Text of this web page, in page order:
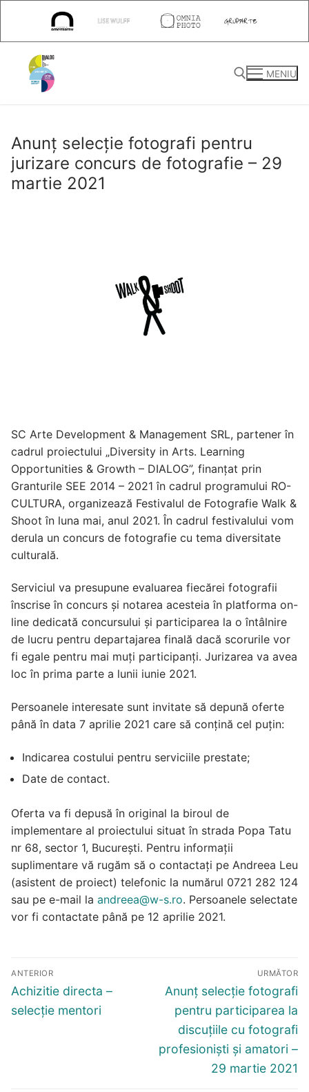
conținut
MENIU
Anunț selecție fotografi pentru
jurizare concurs de fotografie – 29
martie 2021
SC Arte Development & Management SRL, partener în
cadrul proiectului „Diversity in Arts. Learning
Opportunities & Growth – DIALOG”, finanțat prin
Granturile SEE 2014 – 2021 în cadrul programului RO-
CULTURA, organizează Festivalul de Fotografie Walk &
Shoot în luna mai, anul 2021. În cadrul festivalului vom
derula un concurs de fotografie cu tema diversitate
culturală.
Serviciul va presupune evaluarea fiecărei fotografii
înscrise în concurs și notarea acesteia în platforma on-
line dedicată concursului și participarea la o întâlnire
de lucru pentru departajarea finală dacă scorurile vor
fi egale pentru mai muți participanți. Jurizarea va avea
loc în prima parte a lunii iunie 2021.
Persoanele interesate sunt invitate să depună oferte
până în data 7 aprilie 2021 care să conțină cel puțin:
Indicarea costului pentru serviciile prestate;
Date de contact.
Oferta va fi depusă în original la biroul de
implementare al proiectului situat în strada Popa Tatu
nr 68, sector 1, București. Pentru informații
suplimentare vă rugăm să o contactați pe Andreea Leu
(asistent de proiect) telefonic la numărul 0721 282 124
sau pe e-mail la andreea@w-s.ro. Persoanele selectate
vor fi contactate până pe 12 aprilie 2021.
Navigare
în
articole
ANTERIOR
Articolul
anterior:
Achizitie directa –
selecție mentori
URMĂTOR
Articolul
următor:
Anunț selecție fotografi
pentru participarea la
discuțiile cu fotografi
profesioniști și amatori –
29 martie 2021